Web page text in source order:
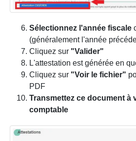
Sélectionnez l'année fiscale
(généralement l'année
Cliquez sur "Valider"
L'attestation est générée en
Cliquez sur "Voir le fichier"
PDF
Transmettez ce document à
comptable